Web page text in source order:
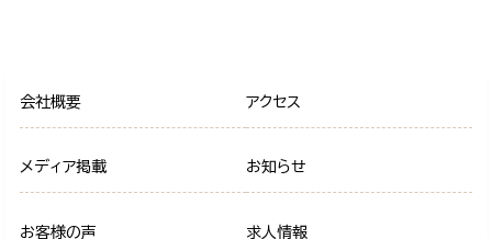
会社概要 アクセス
メディア掲載 お知らせ
お客様の声 求人情報